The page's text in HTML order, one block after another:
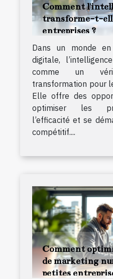
Comment
transforme-t-
entreprises ?
Dans un monde
digitale,
comme un
transformation pour
Elle offre des
optimiser les
l’efficacité et se
compétitif....
Comment
de marketing
petites